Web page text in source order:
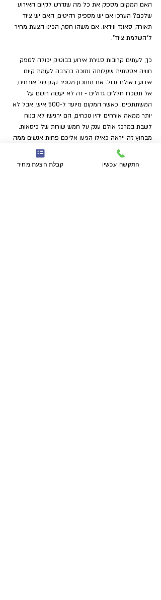
האם המקום מספק את כל מה שנדרש לקיום האירוע
שלכם? הערכו אם יש מספיק רהיטים, האם יש ציוד
תאורה, סאונד ווידאו. אם משהו חסר, הכינו הצעת מחיר
ל"השלמת ציוד".
כך, לעתים קרובות סגירת אירוע בבוטיק יכולה לספק
חוויה אסטתית שעלותה נמוכה בהרבה לעומת קיום
אירוע באולם גדול. אם מתוכנן מספר קטן של אורחים,
אל תשכרו חללים גדולים - זה לא יעשה רושם על
המשתתפים. כאשר המקום מיועד ל-500 איש, אבל לא
יותר ממאה אורחים יהיו נוכחים, הם ירגישו לא בנוח
לשבת במרכז אולם ענק על חמש שורות של כיסאות.
מבחוץ זה ייראה כאילו הגיעו אליכם פחות אנשים ממה
שתכננתם. בגלריה 279 אנו בוחנים כל מקרה ומקרה
בנפרד וסוגרים חללים אשר מתאמים היטב לסגנון וגודל
קבלת הצעת מחיר התקשרו עכשיו